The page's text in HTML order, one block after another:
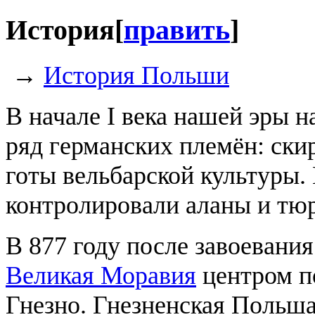
История[править]
→ История Польши
В начале I века нашей эры
ряд германских племён:
готы вельбарской
контролировали аланы и
В 877 году после
Великая Моравия центром
Гнезно. Гнезненская